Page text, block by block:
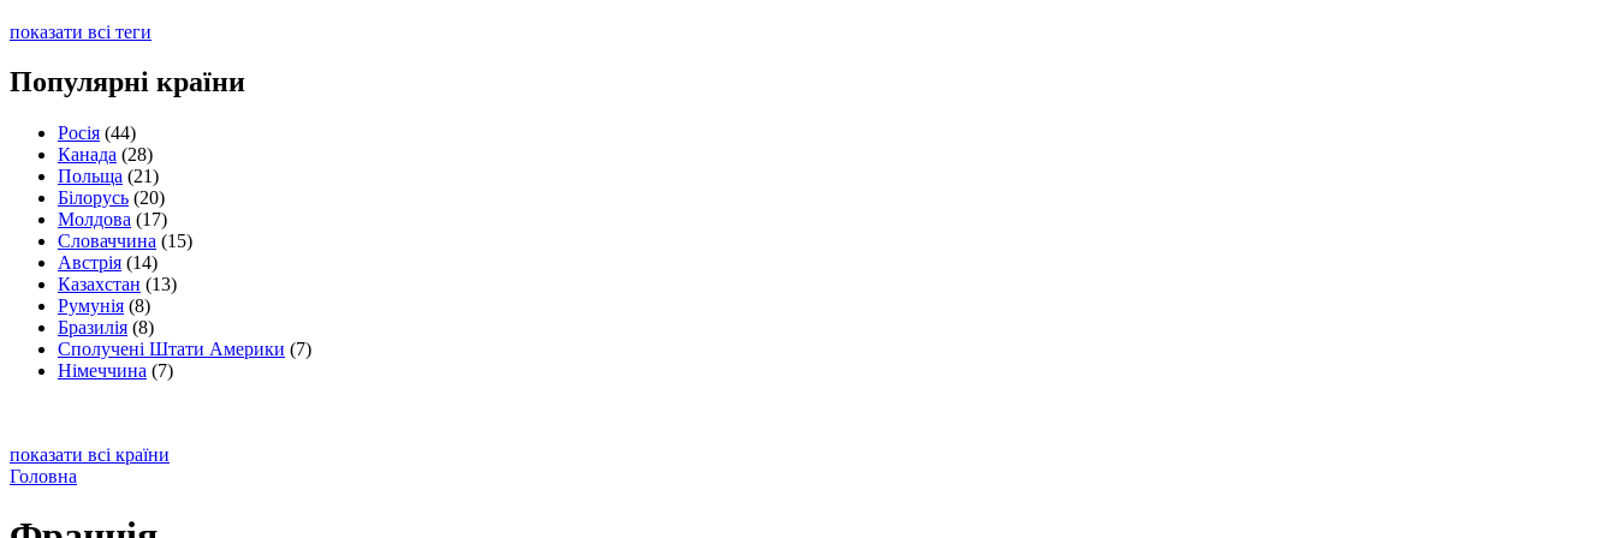
показати всі теги
Популярні країни
Росія (44)
Канада (28)
Польща (21)
Білорусь (20)
Молдова (17)
Словаччина (15)
Австрія (14)
Казахстан (13)
Румунія (8)
Бразилія (8)
Сполучені Штати Америки (7)
Німеччина (7)
показати всі країни
Головна